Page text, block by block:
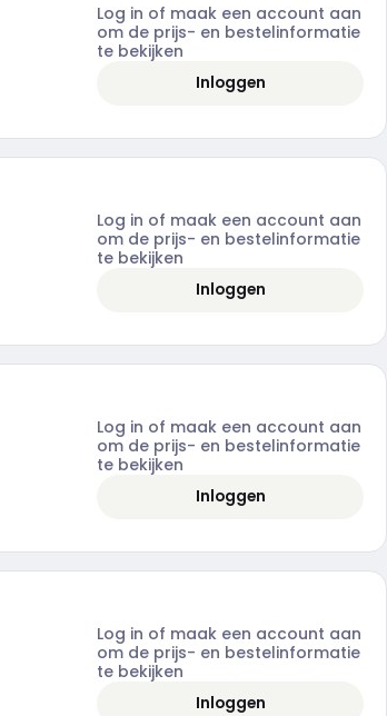
Log in of maak een account aan
om de prijs- en bestelinformatie
te bekijken
Inloggen
Log in of maak een account aan
om de prijs- en bestelinformatie
te bekijken
Inloggen
Log in of maak een account aan
om de prijs- en bestelinformatie
te bekijken
Inloggen
Log in of maak een account aan
om de prijs- en bestelinformatie
te bekijken
Inloggen